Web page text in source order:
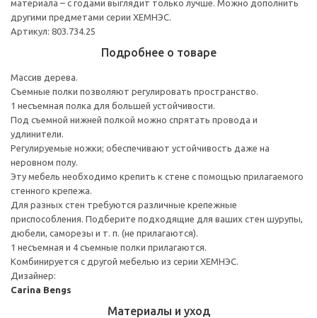
материала – с годами выглядит только лучше. Можно дополнить
другими предметами серии ХЕМНЭС.
Артикул: 803.734.25
Подробнее о товаре
Массив дерева.
Съемные полки позволяют регулировать пространство.
1 несъемная полка для большей устойчивости.
Под съемной нижней полкой можно спрятать провода и
удлинители.
Регулируемые ножки; обеспечивают устойчивость даже на
неровном полу.
Эту мебель необходимо крепить к стене с помощью прилагаемого
стенного крепежа.
Для разных стен требуются различные крепежные
приспособления. Подберите подходящие для ваших стен шурупы,
дюбели, саморезы и т. п. (не прилагаются).
1 несъемная и 4 съемные полки прилагаются.
Комбинируется с другой мебелью из серии ХЕМНЭС.
Дизайнер:
Carina Bengs
Материалы и уход